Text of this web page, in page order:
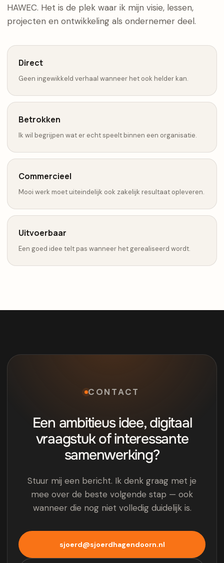
HAWEC. Het is de plek waar ik mijn visie, lessen,
projecten en ontwikkeling als ondernemer deel.
Direct
Geen ingewikkeld verhaal wanneer het ook helder kan.
Betrokken
Ik wil begrijpen wat er echt speelt binnen een organisatie.
Commercieel
Mooi werk moet uiteindelijk ook zakelijk resultaat opleveren.
Uitvoerbaar
Een goed idee telt pas wanneer het gerealiseerd wordt.
CONTACT
Een ambitieus idee, digitaal
vraagstuk of interessante
samenwerking?
Stuur mij een bericht. Ik denk graag met je
mee over de beste volgende stap — ook
wanneer die nog niet volledig duidelijk is.
sjoerd@sjoerdhagendoorn.nl